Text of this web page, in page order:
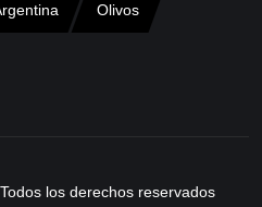
Olivos
Todos los derechos reservados